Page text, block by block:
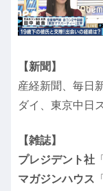
【新聞】
産経新聞、毎日
ダイ、東京中日
【雑誌】
プレジデント社
マガジンハウス